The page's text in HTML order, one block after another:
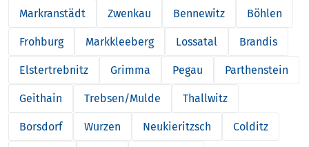
Markranstädt Zwenkau Bennewitz Böhlen
Frohburg Markkleeberg Lossatal Brandis
Elstertrebnitz Grimma Pegau Parthenstein
Geithain Trebsen/Mulde Thallwitz
Borsdorf Wurzen Neukieritzsch Colditz